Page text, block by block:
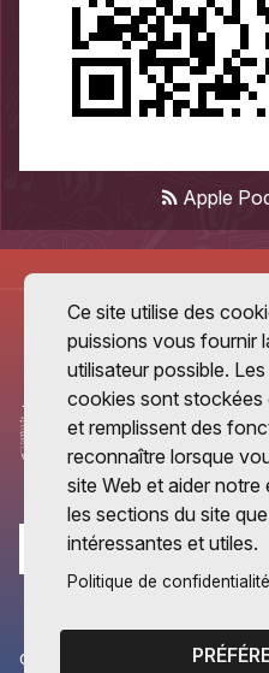
Apple
CANTONS PARTENAIRES
Ce site utilise des
puissions vous fournir
utilisateur possible.
cookies sont
et remplissent des
reconnaître lorsque
site Web et aider notre
les sections du site
intéressantes et utiles.
Politique de confidentialité